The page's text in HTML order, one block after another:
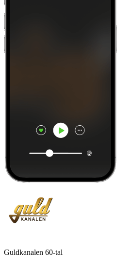
Guldkanalen 60-tal